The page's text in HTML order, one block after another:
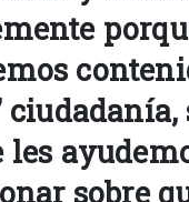
les
sobre